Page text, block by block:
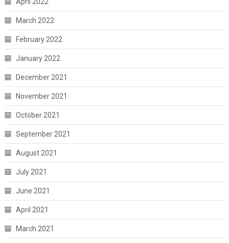
March 2022
February 2022
January 2022
December 2021
November 2021
October 2021
September 2021
August 2021
July 2021
June 2021
April 2021
March 2021